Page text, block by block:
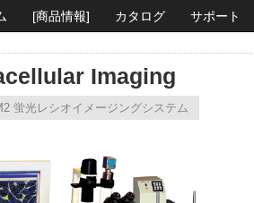
[商品情報] カタログ サポート
Imaging
蛍光レシオイメージングシステム